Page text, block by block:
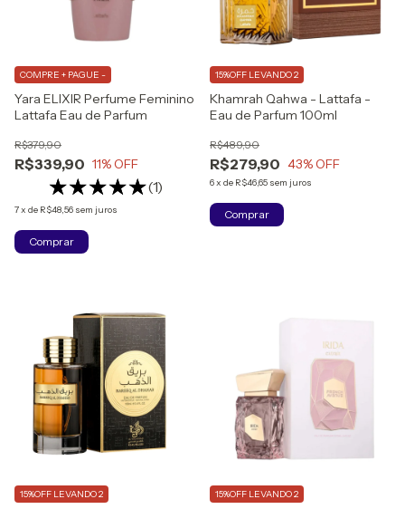
Yara ELIXIR Perfume Feminino
Lattafa Eau de Parfum
R$339,90
R$379,90
11% OFF
(1)
7x de R$48,56 sem juros
COMPRE + PAGUE -
Comprar
Khamrah Qahwa - Lattafa -
Eau de Parfum 100ml
R$279,90
R$489,90
43% OFF
6x de R$46,65 sem juros
15%OFF LEVANDO 2
Comprar
15%OFF LEVANDO 2 15%OFF LEVANDO 2